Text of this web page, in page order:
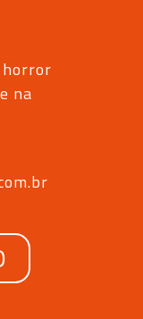
horror
na